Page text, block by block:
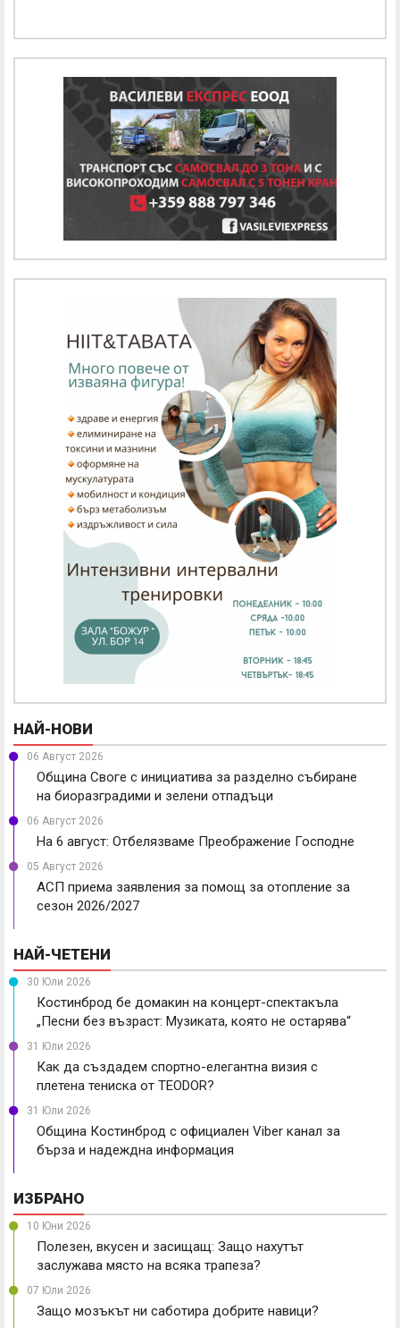
НАЙ-НОВИ
06 Август 2026
Община Своге с инициатива за разделно събиране
на биоразградими и зелени отпадъци
06 Август 2026
На 6 август: Отбелязваме Преображение Господне
05 Август 2026
АСП приема заявления за помощ за отопление за
сезон 2026/2027
НАЙ-ЧЕТЕНИ
30 Юли 2026
Костинброд бе домакин на концерт-спектакъла
„Песни без възраст: Музиката, която не остарява“
31 Юли 2026
Как да създадем спортно-елегантна визия с
плетена тениска от TEODOR?
31 Юли 2026
Община Костинброд с официален Viber канал за
бърза и надеждна информация
ИЗБРАНО
10 Юни 2026
Полезен, вкусен и засищащ: Защо нахутът
заслужава място на всяка трапеза?
07 Юли 2026
Защо мозъкът ни саботира добрите навици?